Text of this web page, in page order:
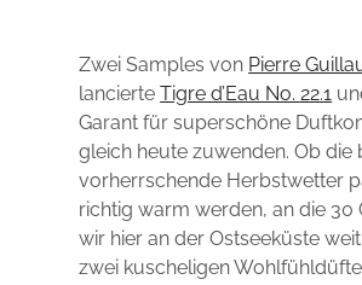
Zwei Samples von Pierre
lancierteTigre d’Eau No. 22.1
Garant für superschöne
gleich heute zuwenden. Ob
vorherrschende Herbstwetter
richtig warm werden, an die 30
wir hier an der Ostseeküste
zwei kuscheligen